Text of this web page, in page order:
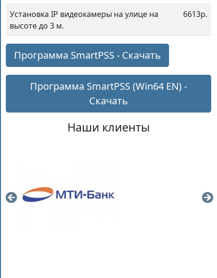
Установка IP видеокамеры на улице на
высоте до 3 м.
6613р.
Программа SmartPSS - Скачать
Программа SmartPSS (Win64 EN) -
Скачать
Наши клиенты